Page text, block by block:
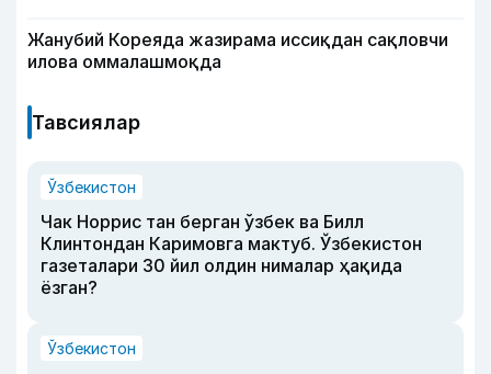
Жанубий Кореяда жазирама иссиқдан сақловчи
илова оммалашмоқда
Тавсиялар
Ўзбекистон
Чак Норрис тан берган ўзбек ва Билл
Клинтондан Каримовга мактуб. Ўзбекистон
газеталари 30 йил олдин нималар ҳақида
ёзган?
Ўзбекистон